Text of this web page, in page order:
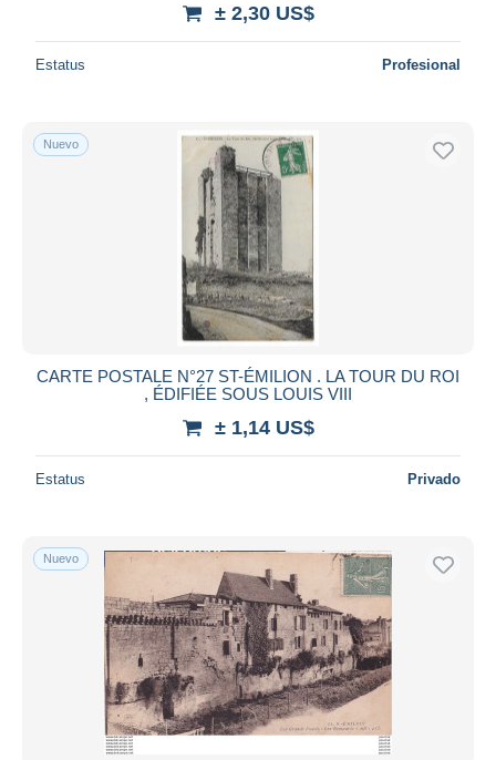
De US$
Envío gratis
Transferencia bancaria
Mastercard
Bancontact
Maestro
Aplicar
± 2,30 US$
Estatus Profesional
Nuevo
CARTE POSTALE N°27 ST-ÉMILION . LA TOUR DU ROI
, ÉDIFIÉE SOUS LOUIS VIII
± 1,14 US$
Estatus Privado
Nuevo